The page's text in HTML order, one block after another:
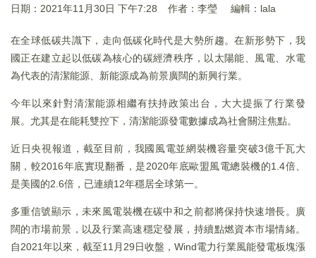
日期：2021年11月30日 下午7:28 作者：李瑩 編輯：lala
在全球低碳共識下，走向低碳化時代是大勢所趨。在新形勢下，我
國正在建立起以低碳為核心的碳經濟秩序，以太陽能、風電、水電
為代表的清潔能源、新能源成為前景廣闊的新興行業。
今年以來針對清潔能源相繼有扶持政策出台，大大提振了行業發
展。尤其是在能耗雙控下，清潔能源發電數據成為社會關注焦點。
近日央視報道，截至目前，我國風電並網裝機容量突破3億千瓦大
關，較2016年底實現翻番，是2020年底歐盟風電總裝機的1.4倍、
是美國的2.6倍，已連續12年穩居全球第一。
多重信號顯示，未來風電裝機在碳中和之前都將保持快速增長。廣
闊的市場前景，以及行業高速穩定發展，持續點燃資本市場情緒。
自2021年以來，截至11月29日收盤，Wind電力行業風能發電板塊漲